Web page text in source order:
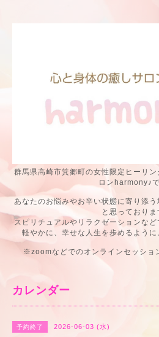
群馬県高崎市箕郷町の女性限定ヒーリ
ロンharmony♪で
あなたのお悩みやお辛い状態に寄り添
と思っておりま
スピリチュアルやリラクゼーションなど
軽やかに、幸せな人生を歩めるように
※zoomなどでのオンラインセッショ
カレンダー
予約終了 2026-06-03 (水)